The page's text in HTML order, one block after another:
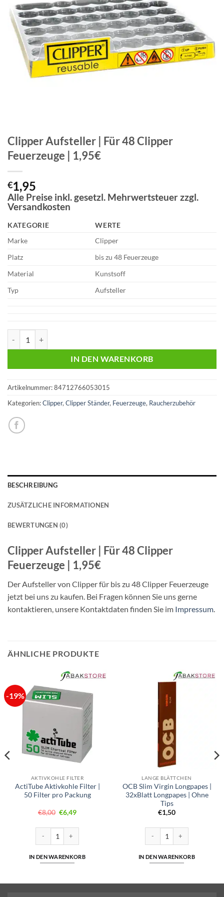
Clipper Aufsteller | Für 48 Clipper
Feuerzeuge | 1,95€
€1,95
Alle Preise inkl. gesetzl. Mehrwertsteuer zzgl.
Versandkosten
KATEGORIE
WERTE
Marke
Clipper
Platz
bis zu 48 Feuerzeuge
Material
Kunstsoff
Typ
Aufsteller
IN DEN WARENKORB
Artikelnummer:84712766053015
Kategorien:Clipper, Clipper Ständer, Feuerzeuge, Raucherzubehör
BESCHREIBUNG
ZUSÄTZLICHE INFORMATIONEN
BEWERTUNGEN (0)
Clipper Aufsteller | Für 48 Clipper
Feuerzeuge | 1,95€
Der Aufsteller von Clipper für bis zu 48 Clipper Feuerzeuge
jetzt bei uns zu kaufen. Bei Fragen können Sie uns gerne
kontaktieren, unsere Kontaktdaten finden Sie im Impressum.
ÄHNLICHE PRODUKTE
-19%
AKTIVKOHLE FILTER
ActiTube Aktivkohle Filter |
50 Filter pro Packung
€8,00 Ursprünglicher
Preis
€6,49Aktueller
IN DEN WARENKORB
LANGE BLÄTTCHEN
OCB Slim Virgin Longpapes |
32xBlatt Longpapes | Ohne
Tips
€1,50
IN DEN WARENKORB